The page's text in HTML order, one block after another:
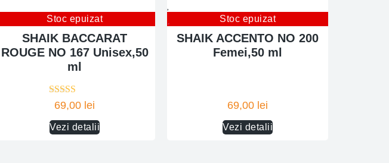
Stoc epuizat
SHAIK BACCARAT
ROUGE NO 167 Unisex,50
ml
69,00 lei
Vezi detalii
Evaluat la
4.00din 5
Stoc epuizat
SHAIK ACCENTO NO 200
Femei,50 ml
69,00 lei
Vezi detalii